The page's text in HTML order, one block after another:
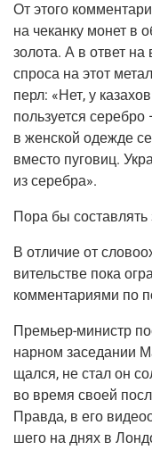
От это­го
на чекан­ку монет в
золо­та. А в ответ
спро­са на этот
перл: «Нет, у
поль­зу­ет­ся
в жен­ской одеж­де
вме­сто пуго­виц.
из серебра».
Пора бы
В отли­чие от
ви­тель­стве пока
ком­мен­та­ри­я­ми по
Пре­мьер-министр
нар­ном засе­да­нии
щал­ся, не стал он
во вре­мя сво­ей
Прав­да, в его
ше­го на днях в